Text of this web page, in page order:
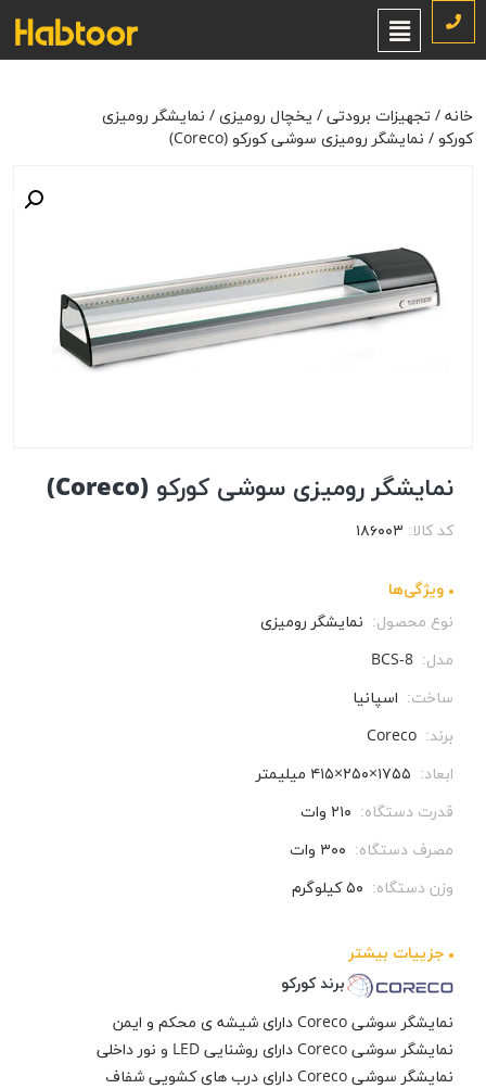
خانه/ تجهیزات برودتی
رومیزی سوشی کورکو (Coreco)
خانه / تجهیزات برودتی / یخچال رومیزی / نمایشگر رومیزی
کورکو / نمایشگر رومیزی سوشی کورکو (Coreco)
نمایشگر رومیزی سوشی کورکو (Coreco)
برند کورکو
نمایشگر سوشی Coreco دارای شیشه ی محکم و ایمن
نمایشگر سوشی Coreco دارای روشنایی LED و نور داخلی
نمایشگر سوشی Coreco دارای درب های کشویی شفاف
کد کالا: ۱۸۶۰۰۳
ویژگی‌ها
نوع محصول: نمایشگر رومیزی
مدل: BCS-8
ساخت: اسپانیا
برند: Coreco
ابعاد: ۱۷۵۵×۲۵۰×۴۱۵ میلیمتر
قدرت دستگاه: ۲۱۰ وات
مصرف دستگاه: ۳۰۰ وات
وزن دستگاه: ۵۰ کیلوگرم
جزيیات بیشتر